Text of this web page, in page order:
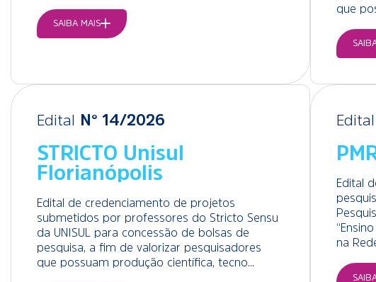
SAIBA MAIS
que
Edital N° 14/2026
STRICTO Unisul
Florianópolis
Edital de credenciamento de projetos
submetidos por professores do Stricto Sensu
da UNISUL para concessão de bolsas de
pesquisa, a fim de valorizar pesquisadores
que possuam produção científica, tecno...
Edital
Edital
na